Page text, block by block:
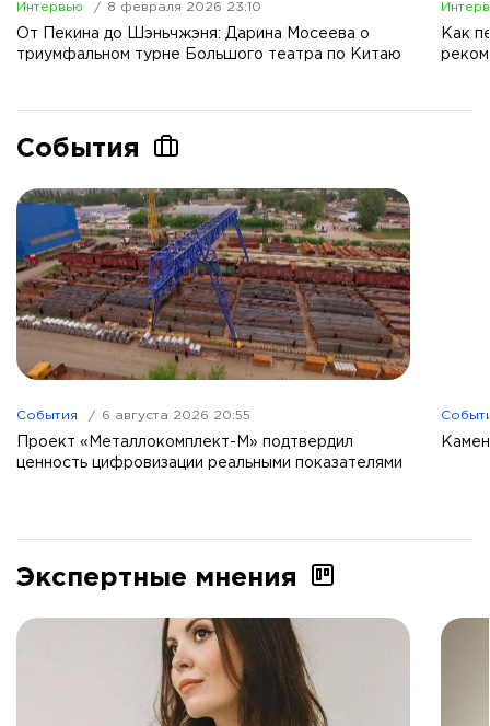
Интервью 8 февраля 2026 23:10
От Пекина до Шэньчжэня: Дарина Мосеева о
триумфальном турне Большого театра по Китаю
Как
События
События 6 августа 2026 20:55
Проект «Металлокомплект-М» подтвердил
ценность цифровизации реальными показателями
Экспертные мнения